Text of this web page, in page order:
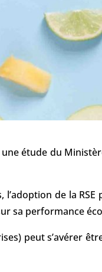
étude du
de la RSE
sa performance
peut s’avérer